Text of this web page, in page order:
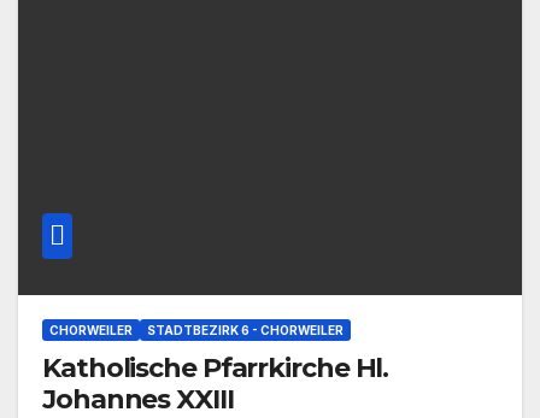
CHORWEILER STADTBEZIRK 6 - CHORWEILER
Katholische Pfarrkirche Hl.
Johannes XXIII